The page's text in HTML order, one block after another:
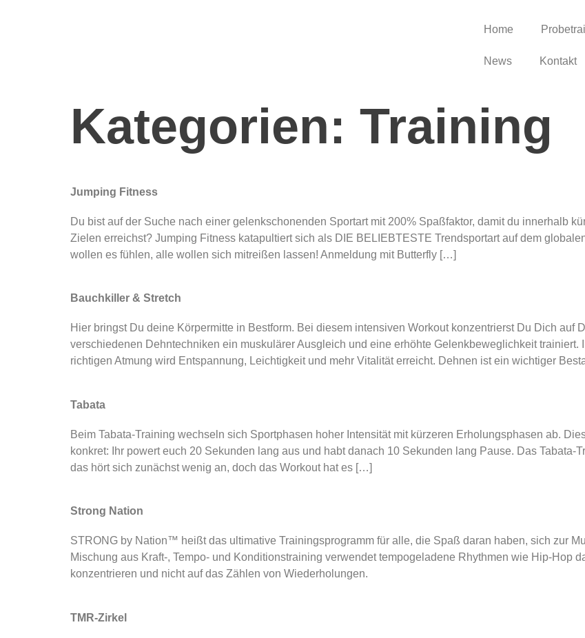
Home
News Kontakt
Kategorien: Training
Jumping Fitness
Du bist auf der Suche nach einer gelenkschonenden Sportart mit 200% Spaßfaktor, damit du innerhalb
Zielen erreichst? Jumping Fitness katapultiert sich als DIE BELIEBTESTE Trendsportart auf dem
wollen es fühlen, alle wollen sich mitreißen lassen! Anmeldung mit Butterfly […]
Bauchkiller & Stretch
Hier bringst Du deine Körpermitte in Bestform. Bei diesem intensiven Workout konzentrierst Du Dich auf
verschiedenen Dehntechniken ein muskulärer Ausgleich und eine erhöhte Gelenkbeweglichkeit trainiert.
richtigen Atmung wird Entspannung, Leichtigkeit und mehr Vitalität erreicht. Dehnen ist ein wichtiger
Tabata
Beim Tabata-Training wechseln sich Sportphasen hoher Intensität mit kürzeren Erholungsphasen ab.
konkret: Ihr powert euch 20 Sekunden lang aus und habt danach 10 Sekunden lang Pause. Das Tabata-
das hört sich zunächst wenig an, doch das Workout hat es […]
Strong Nation
STRONG by Nation™ heißt das ultimative Trainingsprogramm für alle, die Spaß daran haben, sich zur
Mischung aus Kraft-, Tempo- und Konditionstraining verwendet tempogeladene Rhythmen wie Hip-Hop
konzentrieren und nicht auf das Zählen von Wiederholungen.
TMR-Zirkel